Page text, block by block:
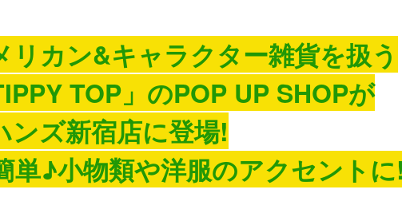
リカン&キャラクター雑貨を扱う
TOP」のPOP UP SHOPが
ンズ新宿店に登場!
単♪小物類や洋服のアクセント